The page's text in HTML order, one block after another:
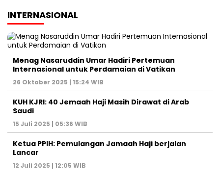
INTERNASIONAL
Menag Nasaruddin Umar Hadiri Pertemuan
Internasional untuk Perdamaian di Vatikan
26 Oktober 2025 | 15:24 WIB
KUH KJRI: 40 Jemaah Haji Masih Dirawat di Arab
Saudi
15 Juli 2025 | 05:36 WIB
Ketua PPIH: Pemulangan Jamaah Haji berjalan
Lancar
12 Juli 2025 | 12:05 WIB